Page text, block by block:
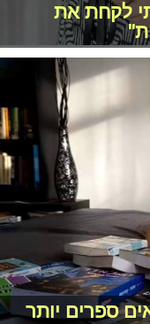
לקחת את
ספרים יותר